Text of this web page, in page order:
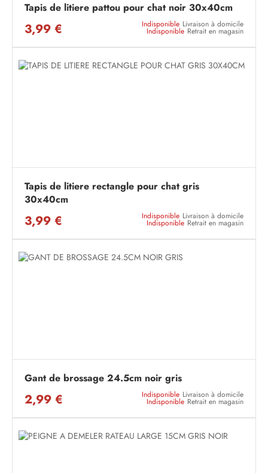
Tapis de litiere pattou pour chat noir 30x40cm
3,99 € Indisponible Livraison à domicile
Indisponible Retrait en magasin
Tapis de litiere rectangle pour chat gris
30x40cm
3,99 € Indisponible Livraison à domicile
Indisponible Retrait en magasin
Gant de brossage 24.5cm noir gris
2,99 € Indisponible Livraison à domicile
Indisponible Retrait en magasin